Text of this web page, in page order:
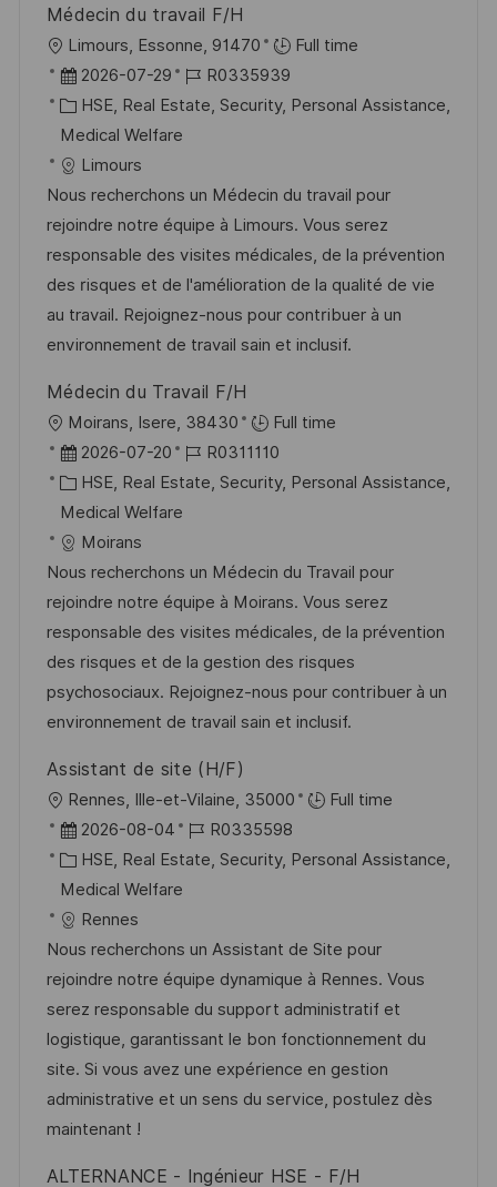
f
e
n
t
l
c
h
u
n
g
Médecin du travail F/H
O
r
t
Limours, Essonne, 91470
Full time
D
a
t
u
m
d
e
r
V
e
ö
f
f
e
n
t
l
i
c
h
u
n
g
2026-07-29
J
o
I
D
R0335939
K
a
t
e
g
o
r
i
e
HSE, Real Estate, Security, Personal Assistance,
Medical Welfare
Limours
Nous recherchons un Médecin du travail pour
rejoindre notre équipe à Limours. Vous serez
responsable des visites médicales, de la prévention
des risques et de l'amélioration de la qualité de vie
au travail. Rejoignez-nous pour contribuer à un
environnement de travail sain et inclusif.
Médecin du Travail F/H
O
r
t
Moirans, Isere, 38430
Full time
D
a
t
u
m
d
e
r
V
e
ö
f
f
e
n
t
l
i
c
h
u
n
g
2026-07-20
J
o
I
D
R0311110
K
a
t
e
g
o
r
i
e
HSE, Real Estate, Security, Personal Assistance,
Medical Welfare
Moirans
Nous recherchons un Médecin du Travail pour
rejoindre notre équipe à Moirans. Vous serez
responsable des visites médicales, de la prévention
des risques et de la gestion des risques
psychosociaux. Rejoignez-nous pour contribuer à un
environnement de travail sain et inclusif.
Assistant de site (H/F)
O
r
t
Rennes, Ille-et-Vilaine, 35000
Full time
D
a
t
u
m
d
e
r
V
e
r
2026-08-04
J
o
I
D
R0335598
K
a
t
e
g
o
r
i
e
HSE, Real Estate, Security, Personal Assistance,
Medical Welfare
Rennes
Nous recherchons un Assistant de Site pour
rejoindre notre équipe dynamique à Rennes. Vous
serez responsable du support administratif et
logistique, garantissant le bon fonctionnement du
site. Si vous avez une expérience en gestion
administrative et un sens du service, postulez dès
maintenant !
ALTERNANCE - Ingénieur HSE - F/H